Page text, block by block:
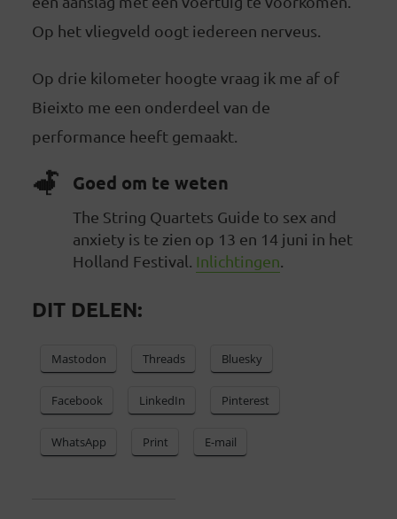
Op het vliegveld oogt iedereen nerveus.
Op drie kilometer hoogte vraag ik me af of
Bieixto me een onderdeel van de
performance heeft gemaakt.
Goed om te weten
The String Quartets Guide to sex and
anxiety is te zien op 13 en 14 juni in het
Holland Festival. Inlichtingen
DIT DELEN:
Mastodon Threads Bluesky
Facebook LinkedIn Pinterest
WhatsApp Print E-mail